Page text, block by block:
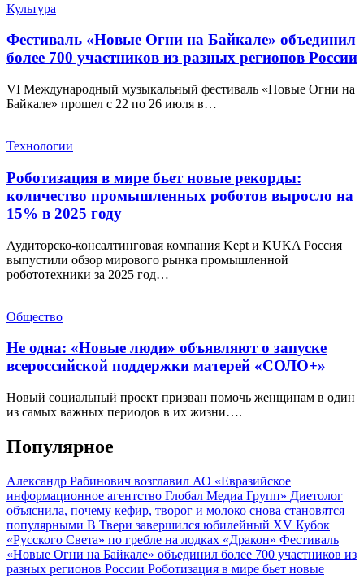
Культура
Фестиваль «Новые Огни на Байкале» объединил
более 700 участников из разных регионов России
VI Международный музыкальный фестиваль «Новые Огни на
Байкале» прошел с 22 по 26 июля в…
Технологии
Роботизация в мире бьет новые рекорды:
количество промышленных роботов выросло на
15% в 2025 году
Аудиторско-консалтинговая компания Kept и KUKA Россия
выпустили обзор мирового рынка промышленной
робототехники за 2025 год…
Общество
Не одна: «Новые люди» объявляют о запуске
всероссийской поддержки матерей «СОЛО+»
Новый социальный проект призван помочь женщинам в один
из самых важных периодов в их жизни….
Популярное
Александр Рабинович возглавил АО «Евразийское
информационное агентство Глобал Медиа Групп» Диетолог
объяснила, почему кефир, творог и молоко снова становятся
популярными В Твери завершился юбилейный XV Кубок
«Русского Света» по гребле на лодках «Дракон» Фестиваль
«Новые Огни на Байкале» объединил более 700 участников из
разных регионов России Роботизация в мире бьет новые